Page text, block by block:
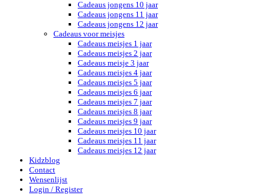
Cadeaus jongens 10 jaar
Cadeaus jongens 11 jaar
Cadeaus jongens 12 jaar
Cadeaus voor meisjes
Cadeaus meisjes 1 jaar
Cadeaus meisjes 2 jaar
Cadeaus meisje 3 jaar
Cadeaus meisjes 4 jaar
Cadeaus meisjes 5 jaar
Cadeaus meisjes 6 jaar
Cadeaus meisjes 7 jaar
Cadeaus meisjes 8 jaar
Cadeaus meisjes 9 jaar
Cadeaus meisjes 10 jaar
Cadeaus meisjes 11 jaar
Cadeaus meisjes 12 jaar
Kidzblog
Contact
Wensenlijst
Login / Register